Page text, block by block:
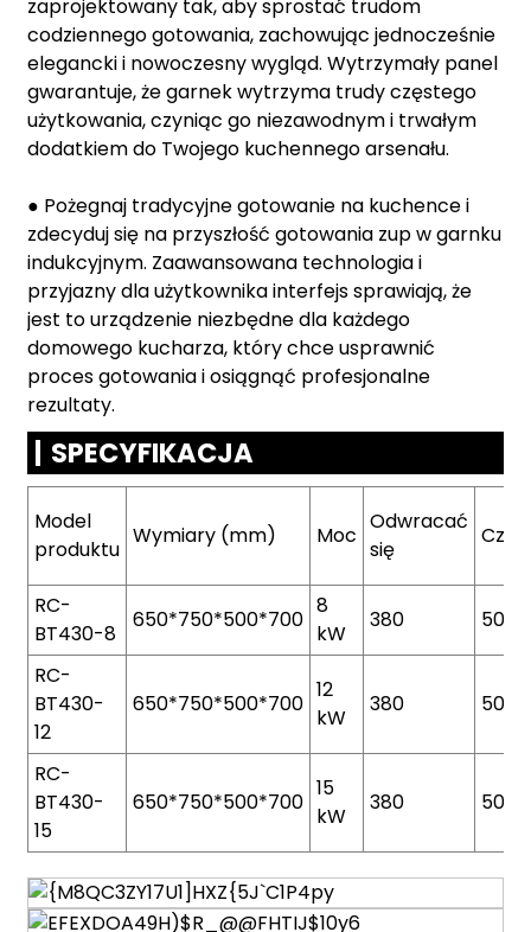
zaprojektowany tak, aby sprostać trudom
codziennego gotowania, zachowując jednocześnie
elegancki i nowoczesny wygląd. Wytrzymały panel
gwarantuje, że garnek wytrzyma trudy częstego
użytkowania, czyniąc go niezawodnym i trwałym
dodatkiem do Twojego kuchennego arsenału.
● Pożegnaj tradycyjne gotowanie na kuchence i
zdecyduj się na przyszłość gotowania zup w garnku
indukcyjnym. Zaawansowana technologia i
przyjazny dla użytkownika interfejs sprawiają, że
jest to urządzenie niezbędne dla każdego
domowego kucharza, który chce usprawnić
proces gotowania i osiągnąć profesjonalne
rezultaty.
SPECYFIKACJA
Model
produktu
Wymiary (mm) Moc
Odwracać
się
RC-
BT430-8
650*750*500*700
8
kW
380 50/
RC-
BT430-
12
650*750*500*700
12
kW
380 50/
RC-
BT430-
15
650*750*500*700
15
kW
380 50/